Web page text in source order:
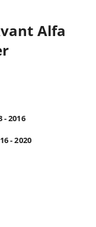
Alfa
2016
- 2020